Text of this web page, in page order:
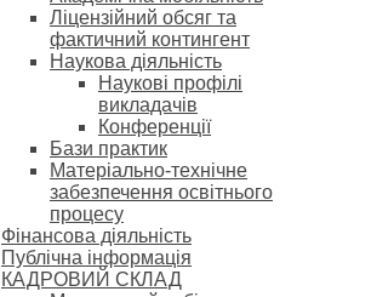
Ліцензійний обсяг та
фактичний контингент
Наукова діяльність
Наукові профілі
викладачів
Конференції
Бази практик
Матеріально-технічне
забезпечення освітнього
процесу
Фінансова діяльність
Публічна інформація
КАДРОВИЙ СКЛАД